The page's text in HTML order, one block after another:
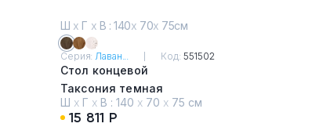
Ш х Г х В : 140х 70х 75см
Серия:Лаван... Код: 551502
Стол концевой
Таксония темная
Ш х Г х В : 140 х 70 х 75 см
15 811 Р